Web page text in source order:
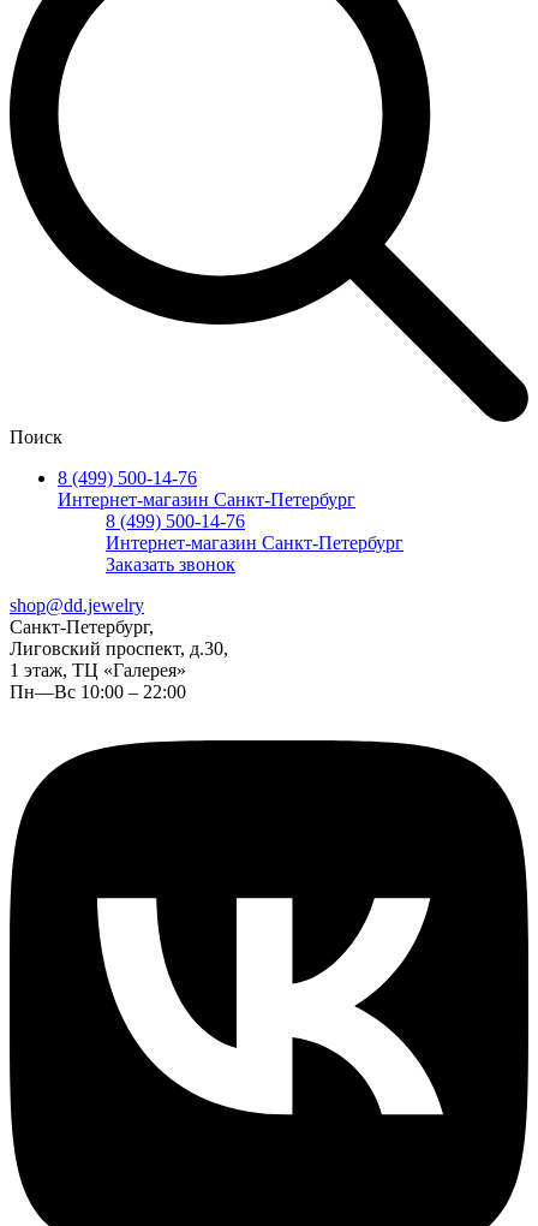
Поиск
8 (499) 500-14-76
Интернет-магазин Санкт-Петербург
8 (499) 500-14-76
Интернет-магазин Санкт-Петербург
Заказать звонок
shop@dd.jewelry
Санкт-Петербург,
Лиговский проспект, д.30,
1 этаж, ТЦ «Галерея»
Пн—Вс 10:00 – 22:00